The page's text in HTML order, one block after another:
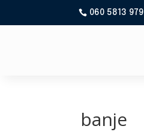
060 5813 979
banje